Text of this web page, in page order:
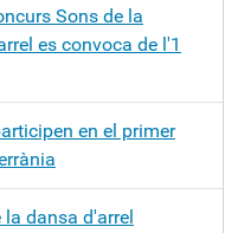
Sons de la
es convoca de l'1
en el primer
la dansa d'arrel